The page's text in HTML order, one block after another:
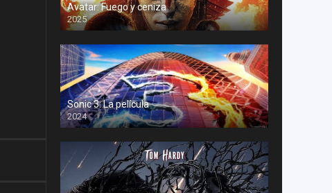
Avatar: Fuego y ceniza
2025
Sonic 3: La película
2024